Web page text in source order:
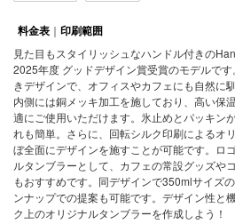
料金表 ｜ 印刷範囲
見た目もスタイリッシュなハンドル付きの
2025年度 グッドデザイン賞受賞のモデルで
きデザインで、オフィスやカフェにも自然に
内側には銅メッキ加工を施しており、高い保
適にご使用いただけます。氷止めとパッキン
れも簡単。さらに、回転シルク印刷によるオ
ぼ全面にデザインを施すことが可能です。ロ
ルタンブラーとして、カフェの常設グッズや
もおすすめです。同デザインで350mlサイズ
ンナップでの提案も可能です。デザイン性と
ク上のオリジナルタンブラーを作成しよう！